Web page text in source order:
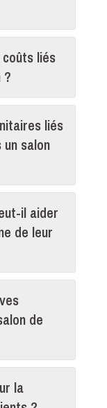
liés
?
liés
salon
il aider
de leur
de
la